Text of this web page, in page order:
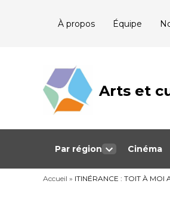
À propos Équipe
Arts et
Journalisme
Québec
Par région
dropdown
menu
Cinéma
Accueil » ITINÉRANCE : TOIT À MOI